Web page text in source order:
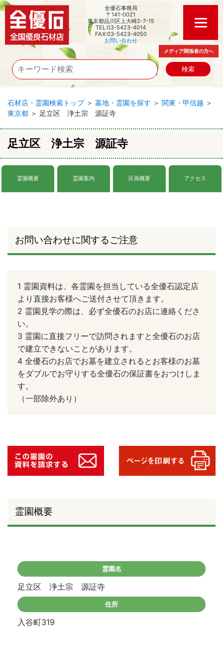
全優石事務局
〒141-0021
東京都品川区上大崎2-7-15
TEL:03-5423-4014
FAX:03-5423-4050
お問い合わせ
メディア関係者の方へ
石材店・霊園検索トップ＞ 墓地・霊園を探す ＞ 関東・甲信越 ＞
東京都 ＞ 足立区 浄土宗 源証寺
足立区 浄土宗 源証寺
霊園概要 霊園案内 区画概要 アクセス
お問い合わせに関するご注意
1 霊園資料は、各霊園を担当している全優石認定店
より直接お客様へご送付させて頂きます。
2 霊園見学の際は、必ず全優石のお店に連絡くださ
い。
3 霊園に直接フリーで訪問されますと全優石のお店
で建立できないことがあります。
4 全優石のお店でお墓を建立されるとお客様のお墓
をダブルでお守りする全優石の保証書をおつけしま
す。
（一部除外あり）
霊園概要
霊園名
足立区 浄土宗 源証寺
住所
入谷町319